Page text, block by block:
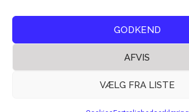
GODKEND
AFVIS
VÆLG FRA LISTE